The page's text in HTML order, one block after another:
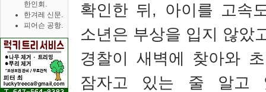
한인회.
한겨레 신문.
피어슨 공항.
확인한 뒤, 아이를 고속
소년은 부상을 입지 않았
경찰이 새벽에 찾아와
잠자고 있는 줄 알고